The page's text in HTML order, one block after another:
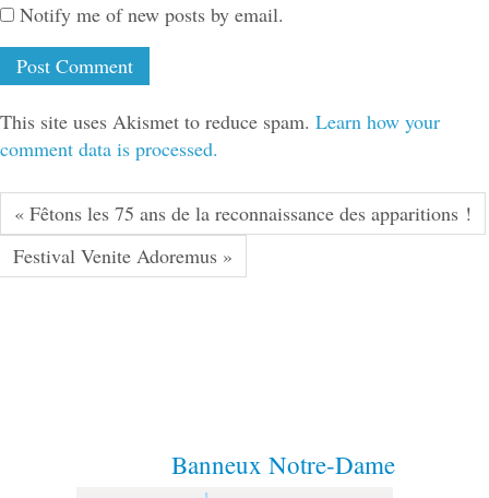
Notify me of new posts by email.
This site uses Akismet to reduce spam. Learn how your
comment data is processed.
« Fêtons les 75 ans de la reconnaissance des apparitions !
Festival Venite Adoremus »
Banneux Notre-Dame